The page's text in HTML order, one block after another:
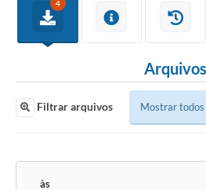
4
Arquivos
Filtrar arquivos